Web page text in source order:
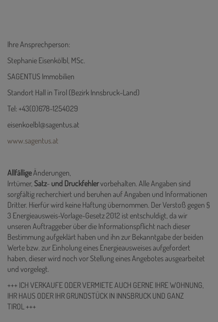
Ihre Ansprechperson:
Stephanie Eisenkölbl, MSc.
SAGENTUS Immobilien
Standort Hall in Tirol (Bezirk Innsbruck-Land)
Tel: +43(0)678-1254029
eisenkoelbl@sagentus.at
www.sagentus.at
AllfälligeÄnderungen,
Irrtümer, Satz- und Druckfehlervorbehalten. Alle Angaben sind
sorgfältig recherchiert und beruhen auf Angaben und Informationen
Dritter. Hierfür wird keine Haftung übernommen. Der Verstoß gegen §
3 Energieausweis-Vorlage-Gesetz 2012 ist entschuldigt, da wir
unseren Auftraggeber über die Informationspflicht nach dieser
Bestimmung aufgeklärt haben und ihn zur Bekanntgabe der beiden
Werte bzw. zur Einholung eines Energieausweises aufgefordert
haben, dieser wird noch vor Stellung eines Angebotes ausgearbeitet
und vorgelegt.
+++ ICH VERKAUFE ODER VERMIETE AUCH GERNE IHRE WOHNUNG,
IHR HAUS ODER IHR GRUNDSTÜCK IN INNSBRUCK UND GANZ
TIROL +++